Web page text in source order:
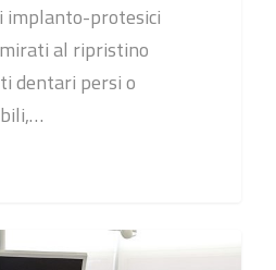
protesici
al ripristino
dentari persi o
0